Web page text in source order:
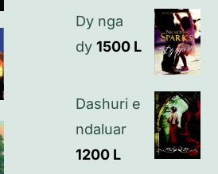
Kontakt
Dy nga
dy 1500 L
Dashuri e
ndaluar
1200 L